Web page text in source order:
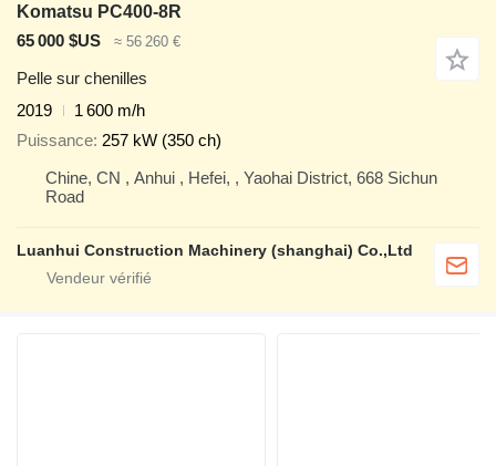
Komatsu PC400-8R
65 000 $US
≈ 56 260 €
Pelle sur chenilles
2019
1 600 m/h
Puissance 257 kW (350 ch)
Chine, CN , Anhui , Hefei, , Yaohai District, 668 Sichun
Road
Luanhui Construction Machinery (shanghai) Co.,Ltd